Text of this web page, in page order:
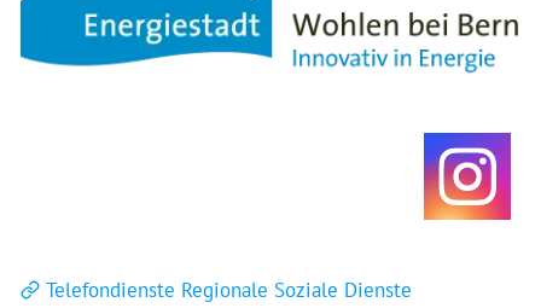
Telefondienste Regionale Soziale Dienste